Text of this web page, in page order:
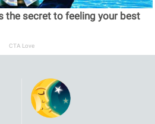
the secret to feeling your best
CTA Love